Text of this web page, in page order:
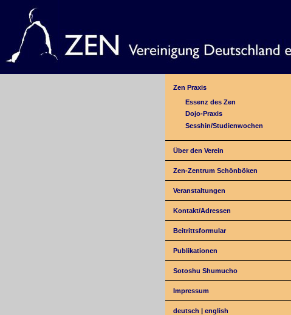
Zen Praxis
Essenz des Zen
Dojo-Praxis
Sesshin/Studienwochen
Über den Verein
Zen-Zentrum Schönböken
Veranstaltungen
Kontakt/Adressen
Beitrittsformular
Publikationen
Sotoshu Shumucho
Impressum
deutsch |english